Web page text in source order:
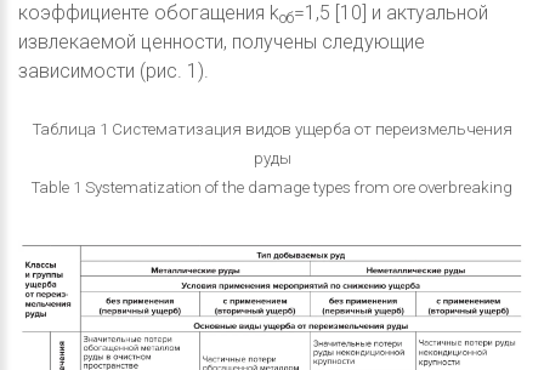
коэффициенте обогащения kоб=1,5 [10] и актуальной
извлекаемой ценности, получены следующие
зависимости (рис. 1).
Таблица 1 Систематизация видов ущерба от переизмельчения
руды
Table 1 Systematization of the damage types from ore overbreaking